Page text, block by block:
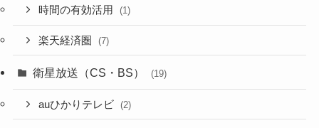
時間の有効活用 (1)
楽天経済圏 (7)
衛星放送（CS・BS） (19)
auひかりテレビ (2)